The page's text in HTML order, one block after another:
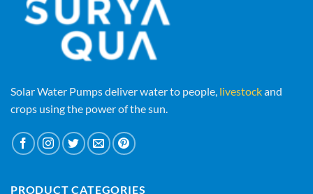
Solar Water Pumps deliver water to people, livestockand
crops using the power of the sun.
PRODUCT CATEGORIES